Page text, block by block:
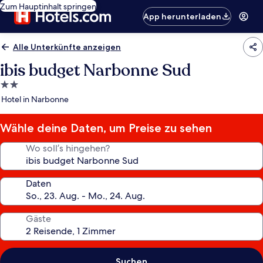
Zum Hauptinhalt springen
App herunterladen
Alle Unterkünfte anzeigen
ibis budget Narbonne Sud
2.0-
Sterne-
Hotel in Narbonne
Wähle deine Daten, um Preise zu sehen
Wo soll’s hingehen?
Daten
Gäste